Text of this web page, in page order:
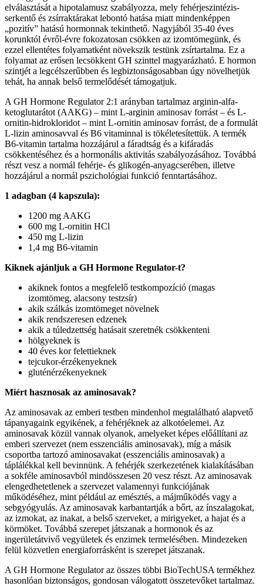
elválasztását a hipotalamusz szabályozza, mely fehérjeszintézis-
serkentő és zsírraktárakat lebontó hatása miatt mindenképpen
„pozitív” hatású hormonnak tekinthető. Nagyjából 35-40 éves
korunktól évről-évre fokozatosan csökken az izomtömegünk, és
ezzel ellentétes folyamatként növekszik testünk zsírtartalma. Ez a
folyamat az erősen lecsökkent GH szinttel magyarázható. E hormon
szintjét a legcélszerűbben és legbiztonságosabban úgy növelhetjük
tehát, ha annak belső termelődését támogatjuk.
A GH Hormone Regulator 2:1 arányban tartalmaz arginin-alfa-
ketoglutarátot (AAKG) – mint L-arginin aminosav forrást – és L-
ornitin-hidrokloridot – mint L-ornitin aminosav forrást, de a formulát
L-lizin aminosavval és B6 vitaminnal is tökéletesítettük. A termék
B6-vitamin tartalma hozzájárul a fáradtság és a kifáradás
csökkentéséhez és a hormonális aktivitás szabályozásához. Továbbá
részt vesz a normál fehérje- és glikogén-anyagcserében, illetve
hozzájárul a normál pszichológiai funkció fenntartásához.
1 adagban (4 kapszula):
1200 mg AAKG
600 mg L-ornitin HCl
450 mg L-lizin
1,4 mg B6-vitamin
Kiknek ajánljuk a GH Hormone Regulator-t?
akiknek fontos a megfelelő testkompozíció (magas
izomtömeg, alacsony testzsír)
akik szálkás izomtömeget növelnek
akik rendszeresen edzenek
akik a túledzettség hatásait szeretnék csökkenteni
hölgyeknek is
40 éves kor felettieknek
tejcukor-érzékenyeknek
gluténérzékenyeknek
Miért hasznosak az aminosavak?
Az aminosavak az emberi testben mindenhol megtalálható alapvető
tápanyagaink egyikének, a fehérjéknek az alkotóelemei. Az
aminosavak közül vannak olyanok, amelyeket képes előállítani az
emberi szervezet (nem esszenciális aminosavak), míg a másik
csoportba tartozó aminosavakat (esszenciális aminosavak) a
táplálékkal kell bevinnünk. A fehérjék szerkezetének kialakításában
a sokféle aminosavból mindösszesen 20 vesz részt. Az aminosavak
elengedhetetlenek a szervezet valamennyi funkciójának
működéséhez, mint például az emésztés, a májműködés vagy a
sebgyógyulás. Az aminosavak karbantartják a bőrt, az ínszalagokat,
az izmokat, az inakat, a belső szerveket, a mirigyeket, a hajat és a
körmöket. Továbbá szerepet játszanak a hormonok és az
ingerületátvivő vegyületek és enzimek termelésében. Mindezeken
felül közvetlen energiaforrásként is szerepet játszanak.
A GH Hormone Regulator az összes többi BioTechUSA termékhez
hasonlóan biztonságos, gondosan válogatott összetevőket tartalmaz.